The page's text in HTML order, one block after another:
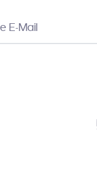
E-Mail